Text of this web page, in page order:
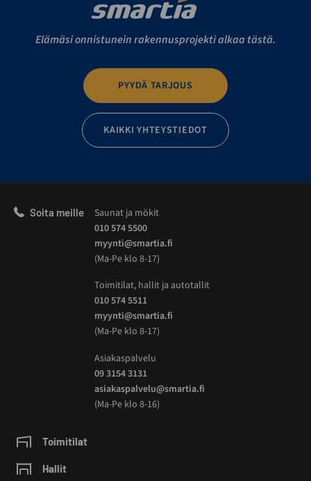
Elämäsi onnistunein rakennusprojekti alkaa tästä.
PYYDÄ TARJOUS
KAIKKI YHTEYSTIEDOT
Soita meille
Saunat ja mökit
010 574 5500
myynti@smartia.fi
(Ma-Pe klo 8-17)
Toimitilat, hallit ja autotallit
010 574 5511
myynti@smartia.fi
(Ma-Pe klo 8-17)
Asiakaspalvelu
09 3154 3131
asiakaspalvelu@smartia.fi
(Ma-Pe klo 8-16)
Toimitilat
Hallit